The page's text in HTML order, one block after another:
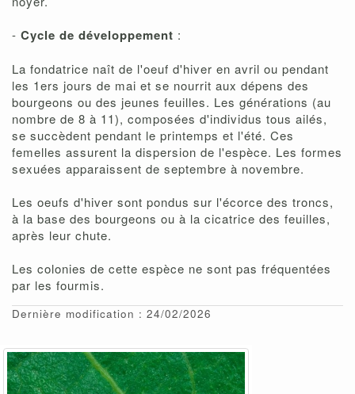
- Cycle de développement :
La fondatrice naît de l'oeuf d'hiver en avril ou pendant
les 1ers jours de mai et se nourrit aux dépens des
bourgeons ou des jeunes feuilles. Les générations (au
nombre de 8 à 11), composées d'individus tous ailés,
se succèdent pendant le printemps et l'été. Ces
femelles assurent la dispersion de l'espèce. Les formes
sexuées apparaissent de septembre à novembre.
Les oeufs d'hiver sont pondus sur l'écorce des troncs,
à la base des bourgeons ou à la cicatrice des feuilles,
après leur chute.
Les colonies de cette espèce ne sont pas fréquentées
par les fourmis.
Dernière modification : 24/02/2026